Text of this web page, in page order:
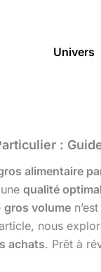
Univers
:
alimentaire
qualité
gros volume
nous
achats. Prêt à